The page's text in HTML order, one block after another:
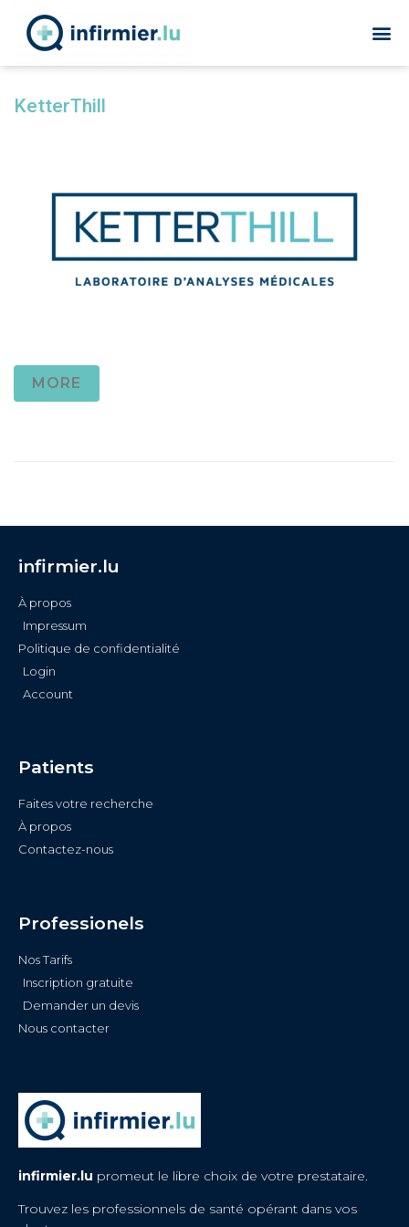
KetterThill
MORE
infirmier.lu
À propos
Impressum
Politique de confidentialité
Login
Account
Patients
Faites votre recherche
À propos
Contactez-nous
Professionels
Nos Tarifs
Inscription gratuite
Demander un devis
Nous contacter
infirmier.lu promeut le libre choix de votre prestataire.
Trouvez les professionnels de santé opérant dans vos